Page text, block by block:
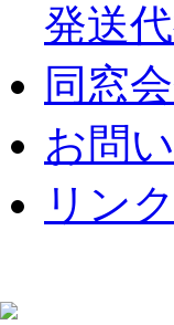
発送
同窓
お問
リンク